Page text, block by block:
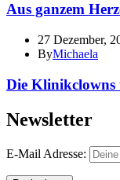
Aus ganzem
27 Dezember,
ByMichaela
Die Klinikclowns
Newsletter
E-Mail Adresse: